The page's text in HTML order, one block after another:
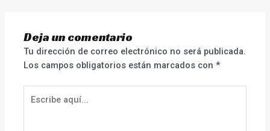
Deja un comentario
Tu dirección de correo electrónico no será publicada.
Los campos obligatorios están marcados con*
aquí...